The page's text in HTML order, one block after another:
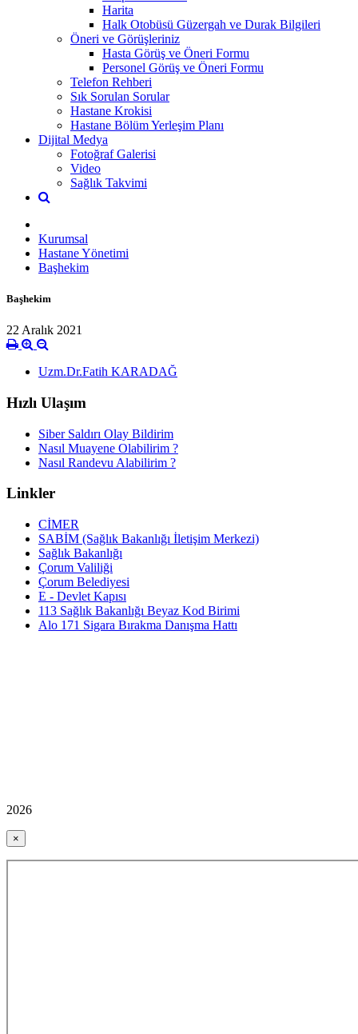
Harita
Halk Otobüsü Güzergah ve Durak Bilgileri
Öneri ve Görüşleriniz
Hasta Görüş ve Öneri Formu
Personel Görüş ve Öneri Formu
Telefon Rehberi
Sık Sorulan Sorular
Hastane Krokisi
Hastane Bölüm Yerleşim Planı
Dijital Medya
Fotoğraf Galerisi
Video
Sağlık Takvimi
Kurumsal
Hastane Yönetimi
Başhekim
Başhekim
22 Aralık 2021
Uzm.Dr.Fatih KARADAĞ
Hızlı Ulaşım
Siber Saldırı Olay Bildirim
Nasıl Muayene Olabilirim ?
Nasıl Randevu Alabilirim ?
Linkler
CİMER
SABİM (Sağlık Bakanlığı İletişim Merkezi)
Sağlık Bakanlığı
Çorum Valiliği
Çorum Belediyesi
E - Devlet Kapısı
113 Sağlık Bakanlığı Beyaz Kod Birimi
Alo 171 Sigara Bırakma Danışma Hattı
2026
×